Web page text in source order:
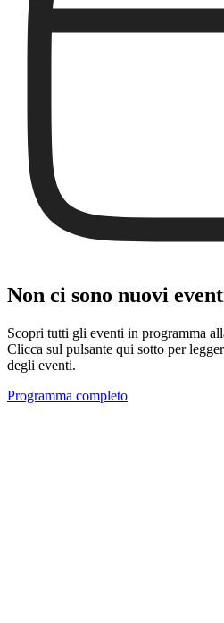
Non ci sono nuovi
Scopri tutti gli eventi in programma
Clicca sul pulsante qui sotto per
degli eventi.
Programma completo